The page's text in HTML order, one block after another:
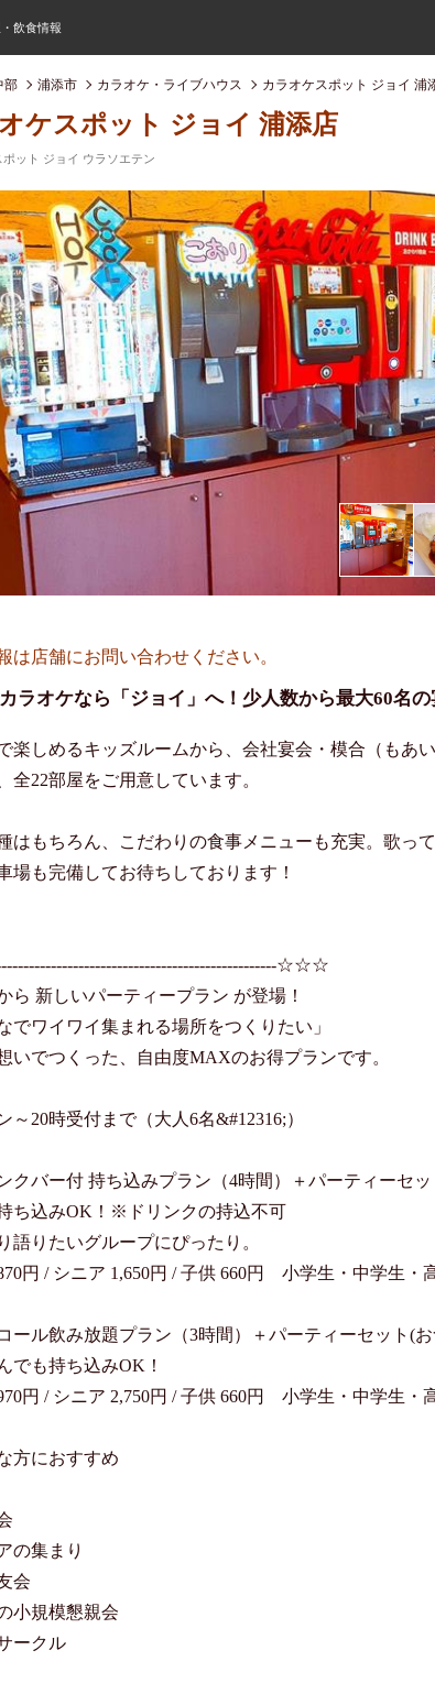
飲食情報
部 浦添市 カラオケ・ライブハウス カラオケスポット ジョイ 浦
ケスポット ジョイ 浦添店
ポット ジョイ ウラソエテン
は店舗にお問い合わせください。
ラオケなら「ジョイ」へ！少人数から最大60名の
楽しめるキッズルームから、会社宴会・模合（もあ
全22部屋をご用意しています。
はもちろん、こだわりの食事メニューも充実。歌っ
場も完備してお待ちしております！
☆☆☆
ら 新しいパーティープラン が登場！
でワイワイ集まれる場所をつくりたい」
いでつくった、自由度MAXのお得プランです。
～20時受付まで（大人6名&#12316;）
クバー付 持ち込みプラン（4時間）＋パーティーセッ
ち込みOK！※ドリンクの持込不可
語りたいグループにぴったり。
円 / シニア 1,650円 / 子供 660円　小学生・中学生・
ール飲み放題プラン（3時間）＋パーティーセット(お
でも持ち込みOK！
円 / シニア 2,750円 / 子供 660円　小学生・中学生・
方におすすめ
の集まり
会
小規模懇親会
ークル